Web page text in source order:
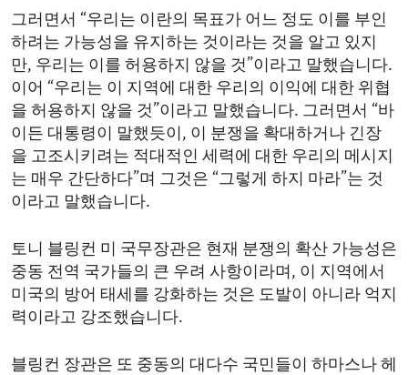
그러면서 “우리는 이란의 목표가 어느 정도 이를 부인
하려는 가능성을 유지하는 것이라는 것을 알고 있지
만, 우리는 이를 허용하지 않을 것”이라고 말했습니다.
이어 “우리는 이 지역에 대한 우리의 이익에 대한 위협
을 허용하지 않을 것”이라고 말했습니다. 그러면서 “바
이든 대통령이 말했듯이, 이 분쟁을 확대하거나 긴장
을 고조시키려는 적대적인 세력에 대한 우리의 메시지
는 매우 간단하다”며 그것은 “그렇게 하지 마라”는 것
이라고 말했습니다.
토니 블링컨 미 국무장관은 현재 분쟁의 확산 가능성은
중동 전역 국가들의 큰 우려 사항이라며, 이 지역에서
미국의 방어 태세를 강화하는 것은 도발이 아니라 억지
력이라고 강조했습니다.
블링컨 장관은 또 중동의 대다수 국민들이 하마스나 헤